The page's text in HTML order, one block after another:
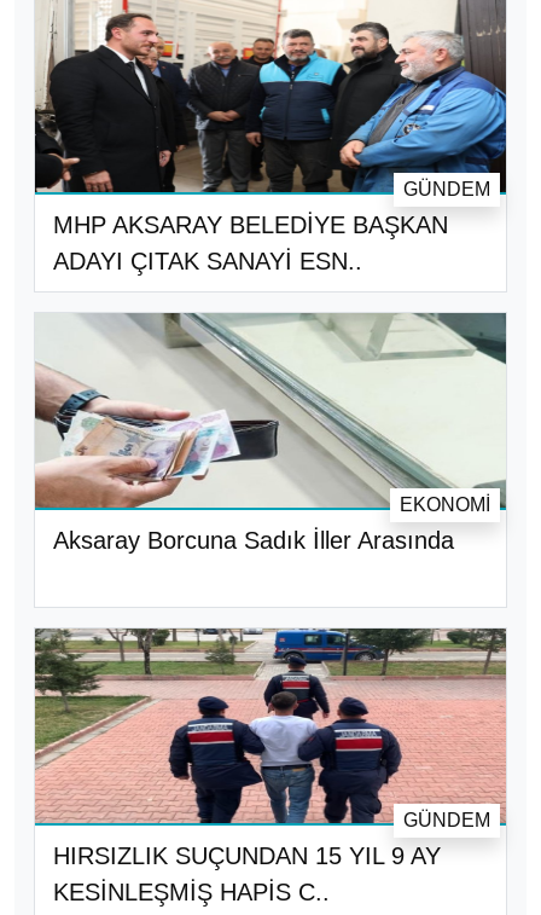
MHP AKSARAY BELEDİYE BAŞKAN
ADAYI ÇITAK SANAYİ ESN..
GÜNDEM
Aksaray Borcuna Sadık İller Arasında
EKONOMI
HIRSIZLIK SUÇUNDAN 15 YIL 9 AY
KESİNLEŞMİŞ HAPİS C..
GÜNDEM